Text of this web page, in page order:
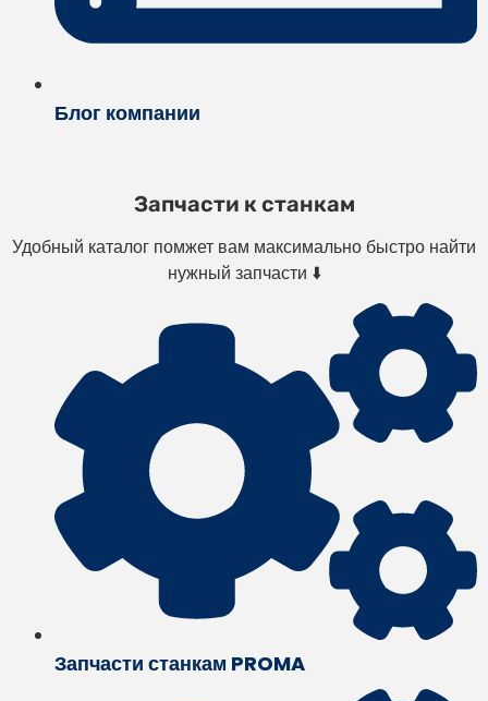
Блог компании
Запчасти к станкам
Удобный каталог помжет вам максимально быстро найти
нужный запчасти ⬇️
Запчасти станкам PROMA